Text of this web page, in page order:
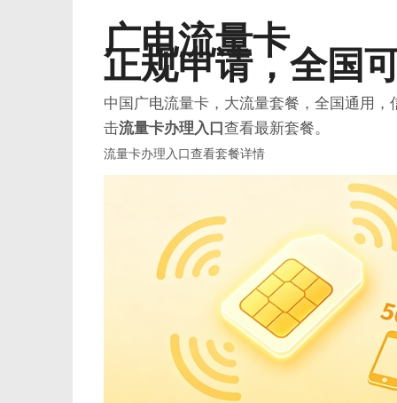
广电流量卡
正规申请，全国
中国广电流量卡，大流量套餐，全国通用
击流量卡办理入口查看最新套餐。
流量卡办理入口查看套餐详情